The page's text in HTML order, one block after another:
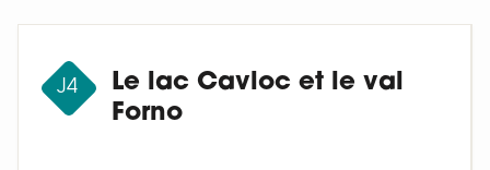
J4
Le lac Cavloc et le val
Forno